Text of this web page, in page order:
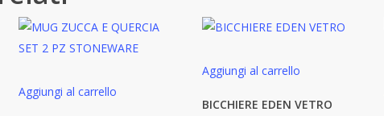
Aggiungi al carrello
Aggiungi al carrello
BICCHIERE EDEN VETRO